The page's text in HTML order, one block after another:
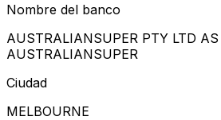
Nombre del banco
AUSTRALIANSUPER PTY LTD AS
AUSTRALIANSUPER
Ciudad
MELBOURNE